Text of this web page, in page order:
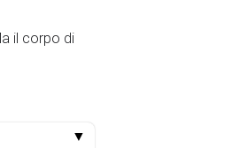
il corpo di
▼